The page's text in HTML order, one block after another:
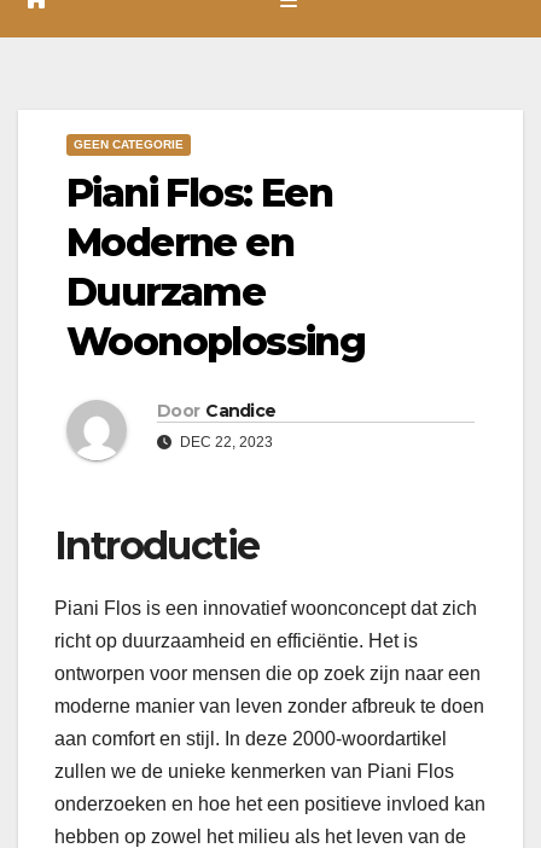
GEEN CATEGORIE
Piani Flos: Een
Moderne en
Duurzame
Woonoplossing
Door Candice
DEC 22, 2023
Introductie
Piani Flos is een innovatief woonconcept dat zich
richt op duurzaamheid en efficiëntie. Het is
ontworpen voor mensen die op zoek zijn naar een
moderne manier van leven zonder afbreuk te doen
aan comfort en stijl. In deze 2000-woordartikel
zullen we de unieke kenmerken van Piani Flos
onderzoeken en hoe het een positieve invloed kan
hebben op zowel het milieu als het leven van de